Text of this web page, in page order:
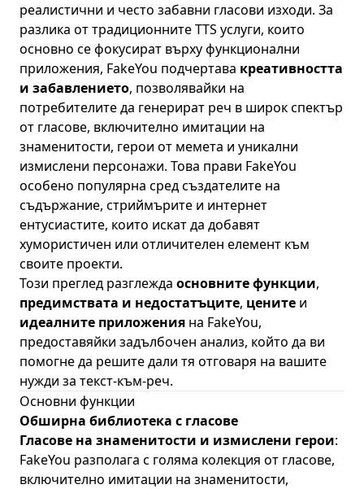
реалистични и често забавни гласови изходи. За
разлика от традиционните TTS услуги, които
основно се фокусират върху функционални
приложения, FakeYou подчертава креативността
и забавлението, позволявайки на
потребителите да генерират реч в широк спектър
от гласове, включително имитации на
знаменитости, герои от мемета и уникални
измислени персонажи. Това прави FakeYou
особено популярна сред създателите на
съдържание, стриймърите и интернет
ентусиастите, които искат да добавят
хумористичен или отличителен елемент към
своите проекти.
Този преглед разглежда основните функции,
предимствата и недостатъците, цените и
идеалните приложения на FakeYou,
предоставяйки задълбочен анализ, който да ви
помогне да решите дали тя отговаря на вашите
нужди за текст-към-реч.
Основни функции
Обширна библиотека с гласове
Гласове на знаменитости и измислени герои:
FakeYou разполага с голяма колекция от гласове,
включително имитации на знаменитости,